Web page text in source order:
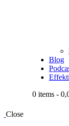
Blog
0 items -
Close